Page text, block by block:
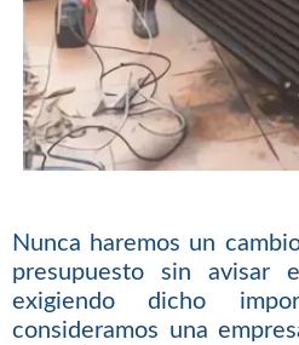
Nunca haremos un
presupuesto sin avisar
exigiendo dicho
consideramos una